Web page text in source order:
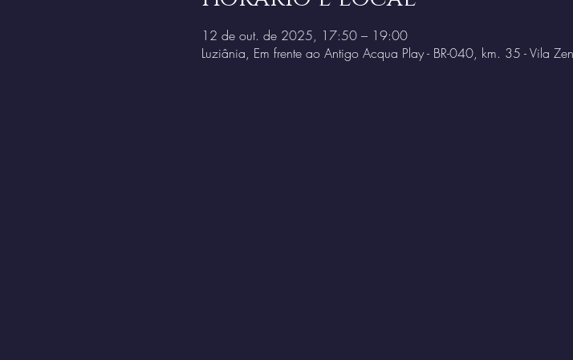
12 de out. de 2025, 17:50 – 19:00
Luziânia, Em frente ao Antigo Acqua Play - BR-040, km. 35 - Vila